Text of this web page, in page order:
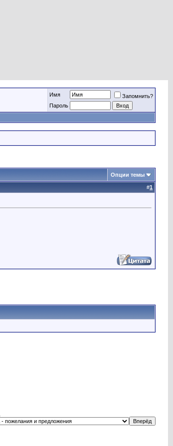
Имя
Запомнить?
Пароль
Опции темы
#1